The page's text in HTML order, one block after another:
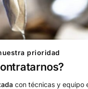
prioridad
con técnicas y equipo